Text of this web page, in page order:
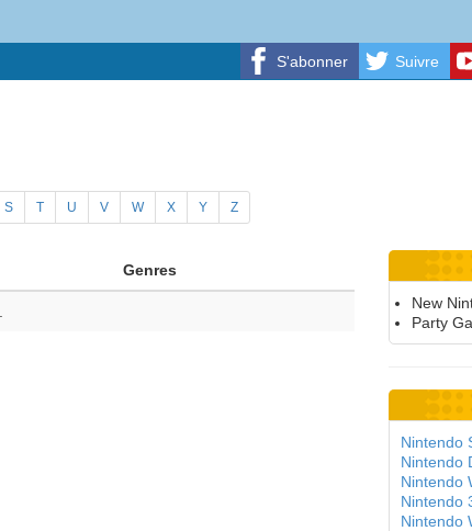
S'abonner Suivre
S T U V W X Y Z
Genres
New
Party
Nintendo
Nintendo
Nintendo
Nintendo
Nintendo